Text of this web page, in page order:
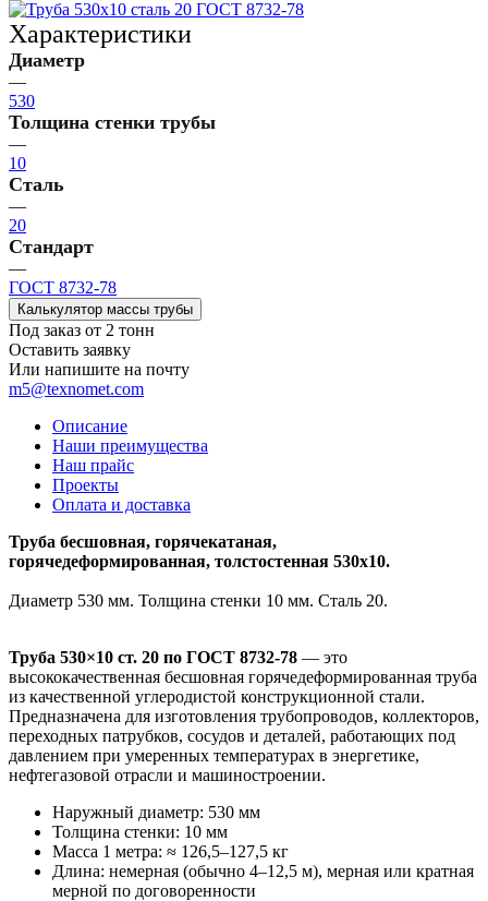
Характеристики
Диаметр
—
530
Толщина стенки трубы
—
10
Сталь
—
20
Стандарт
—
ГОСТ 8732-78
Калькулятор массы трубы
Под заказ от 2 тонн
Оставить заявку
Или напишите на почту
m5@texnomet.com
Описание
Наши преимущества
Наш прайс
Проекты
Оплата и доставка
Труба бесшовная, горячекатаная,
горячедеформированная, толстостенная 530х10.
Диаметр 530 мм. Толщина стенки 10 мм. Сталь 20.
Труба 530×10 ст. 20 по ГОСТ 8732-78 — это
высококачественная бесшовная горячедеформированная труба
из качественной углеродистой конструкционной стали.
Предназначена для изготовления трубопроводов, коллекторов,
переходных патрубков, сосудов и деталей, работающих под
давлением при умеренных температурах в энергетике,
нефтегазовой отрасли и машиностроении.
Наружный диаметр: 530 мм
Толщина стенки: 10 мм
Масса 1 метра: ≈ 126,5–127,5 кг
Длина: немерная (обычно 4–12,5 м), мерная или кратная
мерной по договоренности